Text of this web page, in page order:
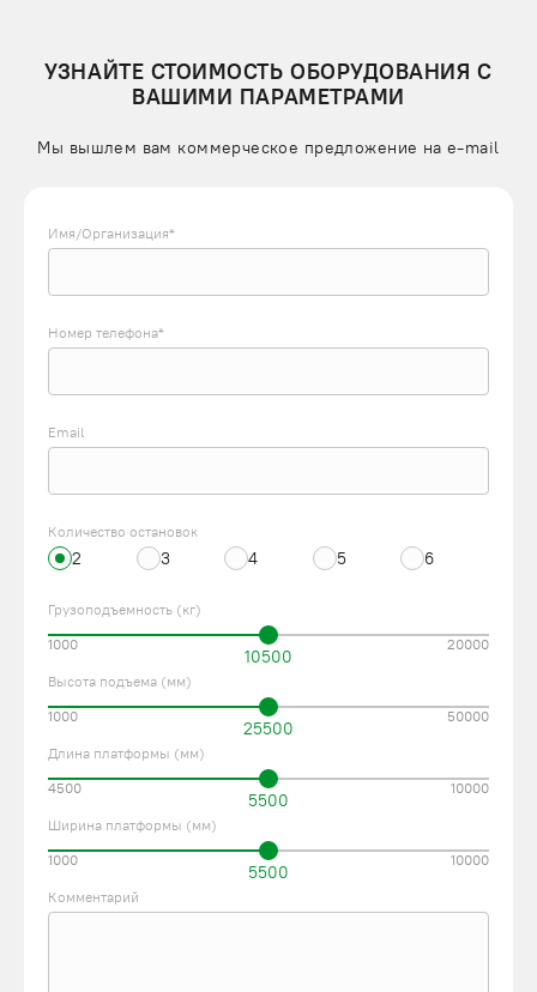
УЗНАЙТЕ СТОИМОСТЬ ОБОРУДОВАНИЯ С
ВАШИМИ ПАРАМЕТРАМИ
Мы вышлем вам коммерческое предложение на e-mail
Имя/Организация*
Номер телефона*
Email
Количество остановок
2 3 4 5 6
Грузоподъемность (кг)
10500
1000 20000
Высота подъема (мм)
25500
1000 50000
Длина платформы (мм)
5500
4500 10000
Ширина платформы (мм)
5500
1000 10000
Комментарий